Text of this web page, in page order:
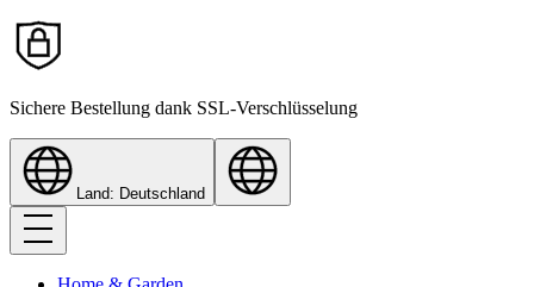
Sichere Bestellung dank SSL-Verschlüsselung
Land: Deutschland